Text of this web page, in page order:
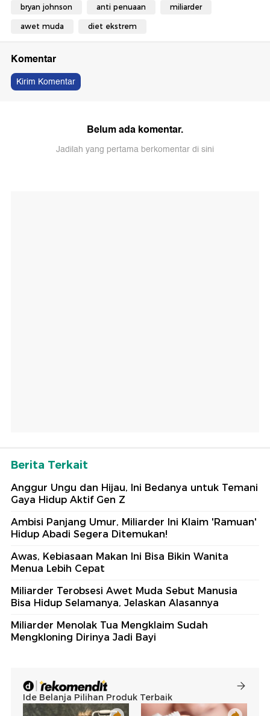
bryan johnson anti penuaan miliarder
awet muda diet ekstrem
Komentar
Kirim Komentar
Belum ada komentar.
Jadilah yang pertama berkomentar di sini
Berita Terkait
Anggur Ungu dan Hijau, Ini Bedanya untuk Temani
Gaya Hidup Aktif Gen Z
Ambisi Panjang Umur, Miliarder Ini Klaim 'Ramuan'
Hidup Abadi Segera Ditemukan!
Awas, Kebiasaan Makan Ini Bisa Bikin Wanita
Menua Lebih Cepat
Miliarder Terobsesi Awet Muda Sebut Manusia
Bisa Hidup Selamanya, Jelaskan Alasannya
Miliarder Menolak Tua Mengklaim Sudah
Mengkloning Dirinya Jadi Bayi